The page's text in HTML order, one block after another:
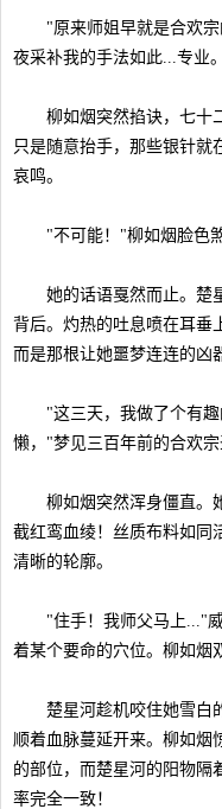
"原来师姐早就是合欢宗
夜采补我的手法如此...专业
柳如烟突然掐诀，七十二
只是随意抬手，那些银针就
哀鸣。
"不可能！"柳如烟脸色煞
她的话语戛然而止。楚星
背后。灼热的吐息喷在耳
而是那根让她噩梦连连的凶
"这三天，我做了个有趣
懒，"梦见三百年前的合欢
柳如烟突然浑身僵直。
截红鸾血绫！丝质布料如同
清晰的轮廓。
"住手！我师父马上..."威
着某个要命的穴位。柳如烟
楚星河趁机咬住她雪白的
顺着血脉蔓延开来。柳如烟
的部位，而楚星河的阳物隔
率完全一致！